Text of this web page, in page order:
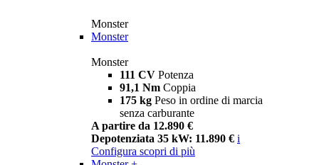
Monster
Monster
Monster
111 CV Potenza
91,1 Nm Coppia
175 kg Peso in ordine di marcia
senza carburante
A partire da 12.890 €
Depotenziata 35 kW: 11.890 € i
Configura scopri di più